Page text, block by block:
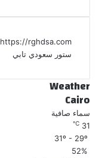
ر
ن
ي
https://rghdsa.com/
ستور سعودي تابي
Weather
Cairo
سماء صافية
31
℃
52%